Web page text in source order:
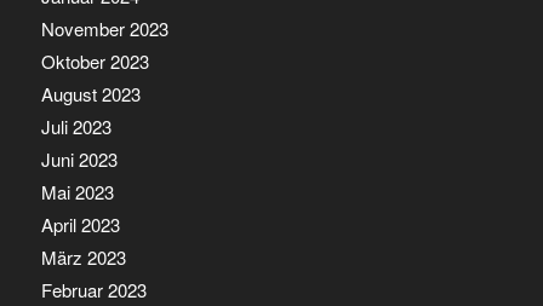
November 2023
Oktober 2023
August 2023
Juli 2023
Juni 2023
Mai 2023
April 2023
März 2023
Februar 2023